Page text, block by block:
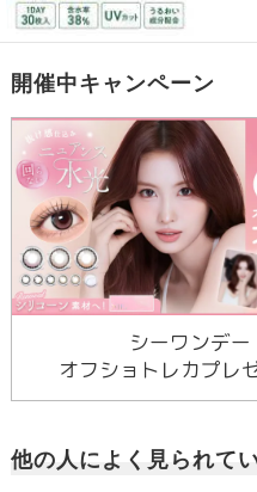
開催中キャンペーン
シーワンデー
オフショトレカプレ
他の人によく見られて